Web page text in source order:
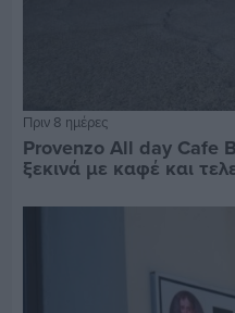
Πριν 8 ημέρες
Provenzo All day Cafe
ξεκινά με καφέ και